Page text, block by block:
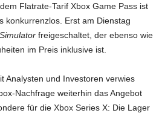
Flatrate-Tarif Xbox Game Pass ist
konkurrenzlos. Erst am Dienstag
freigeschaltet, der ebenso wie
im Preis inklusive ist.
Analysten und Investoren verwies
Nachfrage weiterhin das Angebot
für die Xbox Series X: Die Lager